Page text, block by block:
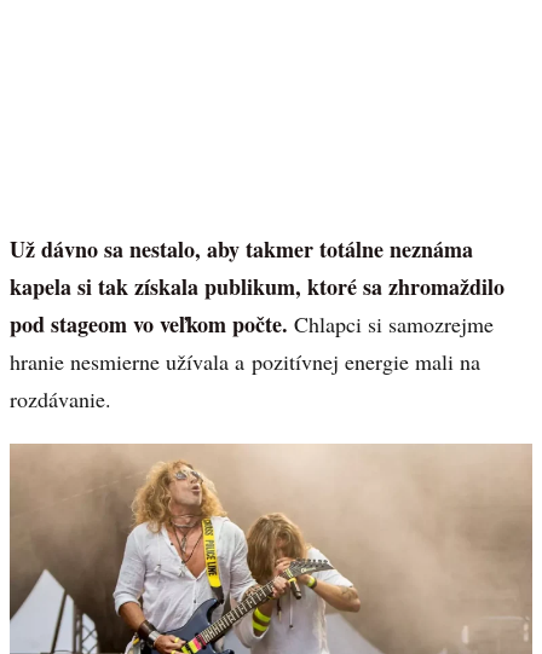
Už dávno sa nestalo, aby takmer totálne neznáma
kapela si tak získala publikum, ktoré sa zhromaždilo
pod stageom vo veľkom počte. Chlapci si samozrejme
hranie nesmierne užívala a pozitívnej energie mali na
rozdávanie.